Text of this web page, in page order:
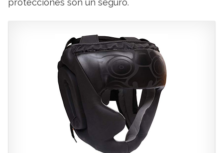
protecciones son un seguro.